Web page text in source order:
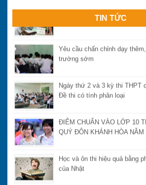
TIN TỨC
trường sớm
Đề thi có tính phân loại
QUÝ ĐÔN KHÁNH HÒA NĂM
của Nhật